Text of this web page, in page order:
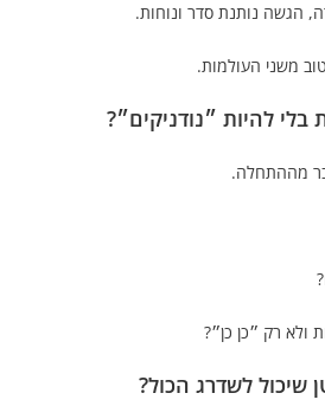
הגשה נותנת סדר ונוחות.
משני העולמות.
בלי להיות ״נודניקים״?
מההתחלה.
ולא רק ״כן כן״?
שיכול לשדרג הכול?